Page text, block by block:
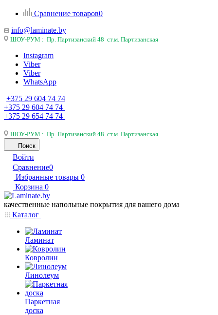
Сравнение товаров0
info@laminate.by
ШОУ-РУМ : Пр. Партизанский 48 ст.м. Партизанская
Instagram
Viber
Viber
WhatsApp
+375 29 604 74 74
+375 29 604 74 74
+375 29 654 74 74
ШОУ-РУМ : Пр. Партизанский 48 ст.м. Партизанская
Поиск
Войти
Сравнение0
Избранные товары 0
Корзина 0
качественные напольные покрытия для вашего дома
Каталог
Ламинат
Ковролин
Линолеум
Паркетная
доска